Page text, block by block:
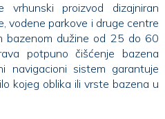
proizvod dizajniran
parkove i druge centre
bazenom dužine od 25 do 60
čišćenje bazena
navigacioni sistem garantuje